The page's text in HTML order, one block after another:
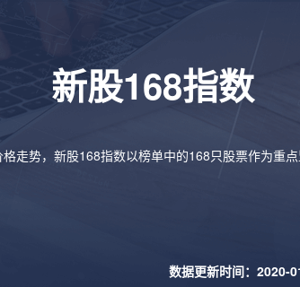
新股168指数
走势，新股168指数以榜单中的168只股票作为重点
数据更新时间：2020-